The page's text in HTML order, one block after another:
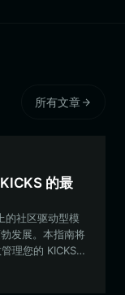
所有文章
的最
的社区驱动型模
发展。本指南将
理您的 KICKS